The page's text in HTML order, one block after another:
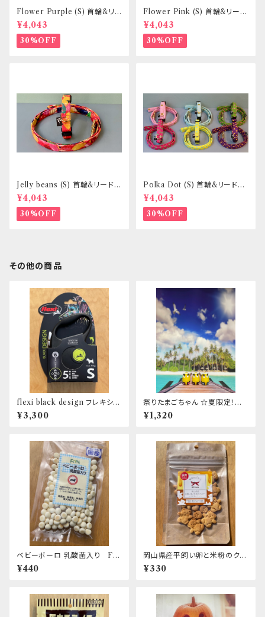
Flower Purple (S) 首輪&リ
ードセット _ 小型犬・小柄な中
型犬向き _ フントヒュッテオリジ
ナル
¥4,043
30%OFF
Flower Pink (S) 首輪&リード
セット _ 小型犬・小柄な中型犬
向き _ フントヒュッテオリジナル
¥4,043
30%OFF
Jelly beans (S) 首輪&リードセ
ット _ 小型犬・小柄な中型犬向
き _ フントヒュッテオリジナル
¥4,043
30%OFF
Polka Dot (S) 首輪&リードセ
ット _ 小型犬・小柄な中型犬向
き _ フントヒュッテオリジナル
¥4,043
30%OFF
その他の商品
flexi black design フレキシ リ
ード ブラックデザイン コード5
ｍ S
¥3,300
祭りたまごちゃん ☆夏限定！☆
日本限定！☆数量限定！
¥1,320
ベビーボーロ 乳酸菌入り Fir
st
¥440
岡山県産平飼い卵と米粉のクッ
キー ～マヌカハニー～
¥330